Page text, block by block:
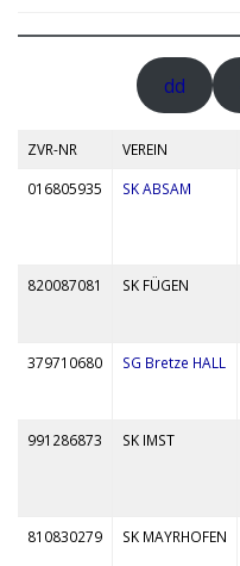
dd
ZVR-NR VEREIN
016805935 SK ABSAM
820087081 SK FÜGEN
379710680 SG Bretze HALL
991286873 SK IMST
810830279 SK MAYRHOFEN